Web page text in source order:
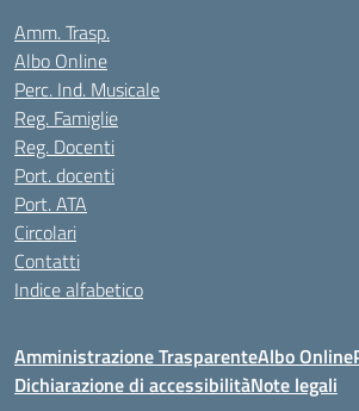
Amm. Trasp.
Albo Online
Perc. Ind. Musicale
Reg. Famiglie
Reg. Docenti
Port. docenti
Port. ATA
Circolari
Contatti
Indice alfabetico
Amministrazione TrasparenteAlbo Online
Dichiarazione di accessibilitàNote legali